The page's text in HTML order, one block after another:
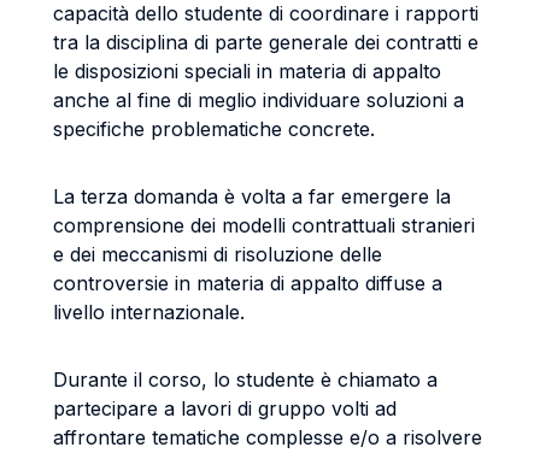
capacità dello studente di coordinare i rapporti
tra la disciplina di parte generale dei contratti e
le disposizioni speciali in materia di appalto
anche al fine di meglio individuare soluzioni a
specifiche problematiche concrete.
La terza domanda è volta a far emergere la
comprensione dei modelli contrattuali stranieri
e dei meccanismi di risoluzione delle
controversie in materia di appalto diffuse a
livello internazionale.
Durante il corso, lo studente è chiamato a
partecipare a lavori di gruppo volti ad
affrontare tematiche complesse e/o a risolvere